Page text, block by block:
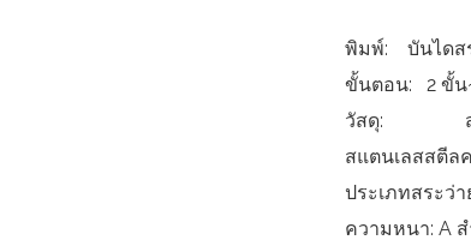
พิมพ์: บันไดส
ขั้นตอน: 2 ขั้น
วัสดุ: สแ
สแตนเลสสตี
ประเภทสร
ความหนา: A